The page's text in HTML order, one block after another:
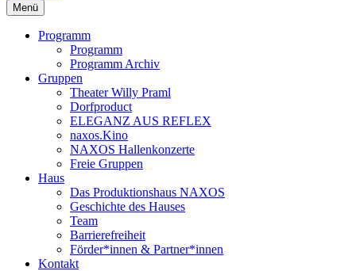
Menü
Programm
Programm
Programm Archiv
Gruppen
Theater Willy Praml
Dorfproduct
ELEGANZ AUS REFLEX
naxos.Kino
NAXOS Hallenkonzerte
Freie Gruppen
Haus
Das Produktionshaus NAXOS
Geschichte des Hauses
Team
Barrierefreiheit
Förder*innen & Partner*innen
Kontakt